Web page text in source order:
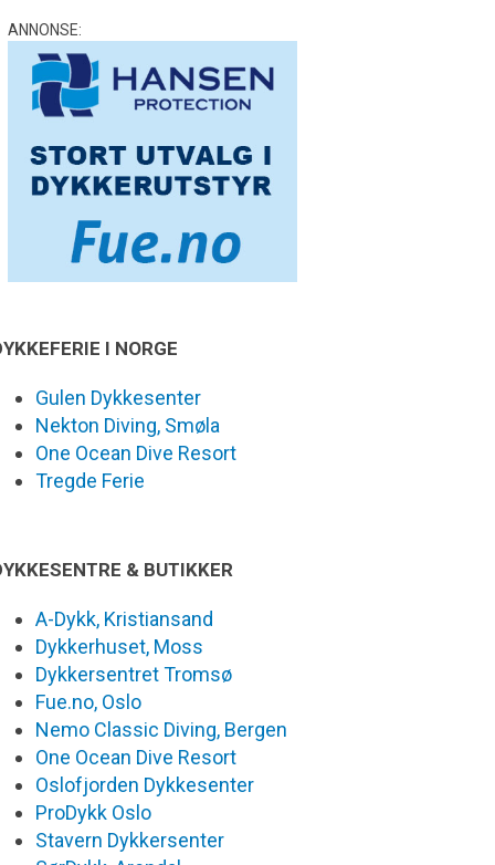
ANNONSE:
I NORGE
Gulen Dykkesenter
Nekton Diving, Smøla
One Ocean Dive Resort
Tregde Ferie
& BUTIKKER
A-Dykk, Kristiansand
Dykkerhuset, Moss
Dykkersentret Tromsø
Fue.no, Oslo
Nemo Classic Diving, Bergen
One Ocean Dive Resort
Oslofjorden Dykkesenter
ProDykk Oslo
Stavern Dykkersenter